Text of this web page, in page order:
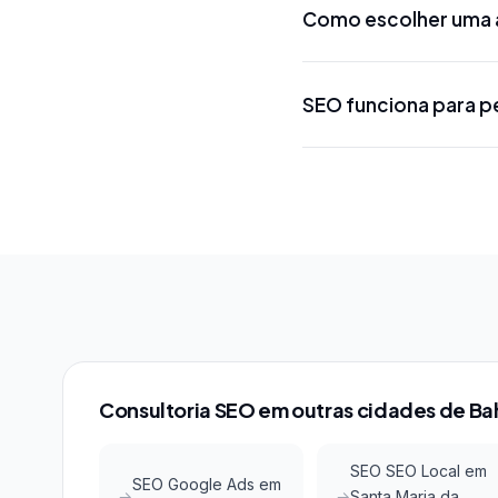
projeto. Projetos
Como escolher uma
conhecimento das
SEO funciona para
Consultoria SEO em outras cidades de
SEO Google Ads em
SEO SEO Local em